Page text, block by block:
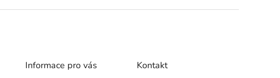
Informace pro vás Kontakt